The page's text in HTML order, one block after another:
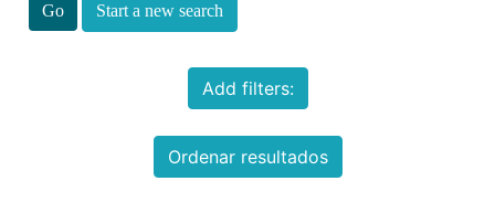
Start a new search
Add filters:
Ordenar resultados